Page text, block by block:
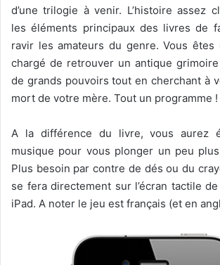
d’une trilogie à venir. L’histoire assez
les éléments principaux des livres de
ravir les amateurs du genre. Vous êtes
chargé de retrouver un antique
de grands pouvoirs tout en cherchant à
mort de votre mère. Tout un programme !
A la différence du livre, vous aurez
musique pour vous plonger un peu plus
Plus besoin par contre de dés ou du
se fera directement sur l’écran tactile
iPad. A noter le jeu est français (et en